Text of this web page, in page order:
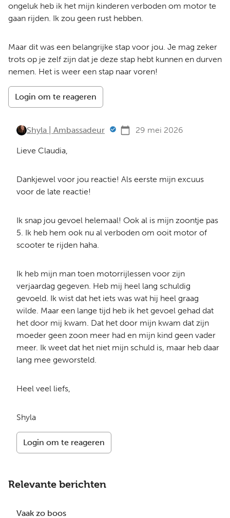
ongeluk heb ik het mijn kinderen verboden om motor te
gaan rijden. Ik zou geen rust hebben.
Maar dit was een belangrijke stap voor jou. Je mag zeker
trots op je zelf zijn dat je deze stap hebt kunnen en durven
nemen. Het is weer een stap naar voren!
Login om te reageren
Shyla | Ambassadeur 29 mei 2026
Lieve Claudia,
Dankjewel voor jou reactie! Als eerste mijn excuus
voor de late reactie!
Ik snap jou gevoel helemaal! Ook al is mijn zoontje pas
5. Ik heb hem ook nu al verboden om ooit motor of
scooter te rijden haha.
Ik heb mijn man toen motorrijlessen voor zijn
verjaardag gegeven. Heb mij heel lang schuldig
gevoeld. Ik wist dat het iets was wat hij heel graag
wilde. Maar een lange tijd heb ik het gevoel gehad dat
het door mij kwam. Dat het door mijn kwam dat zijn
moeder geen zoon meer had en mijn kind geen vader
meer. Ik weet dat het niet mijn schuld is, maar heb daar
lang mee geworsteld.
Heel veel liefs,
Shyla
Login om te reageren
Relevante berichten
Vaak zo boos